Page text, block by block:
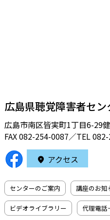
広島県聴覚障害者セン
広島市南区皆実町1丁目6-29
FAX 082-254-0087／TEL
アクセス
センターのご案内 講座のお知
ビデオライブラリー 代理電話